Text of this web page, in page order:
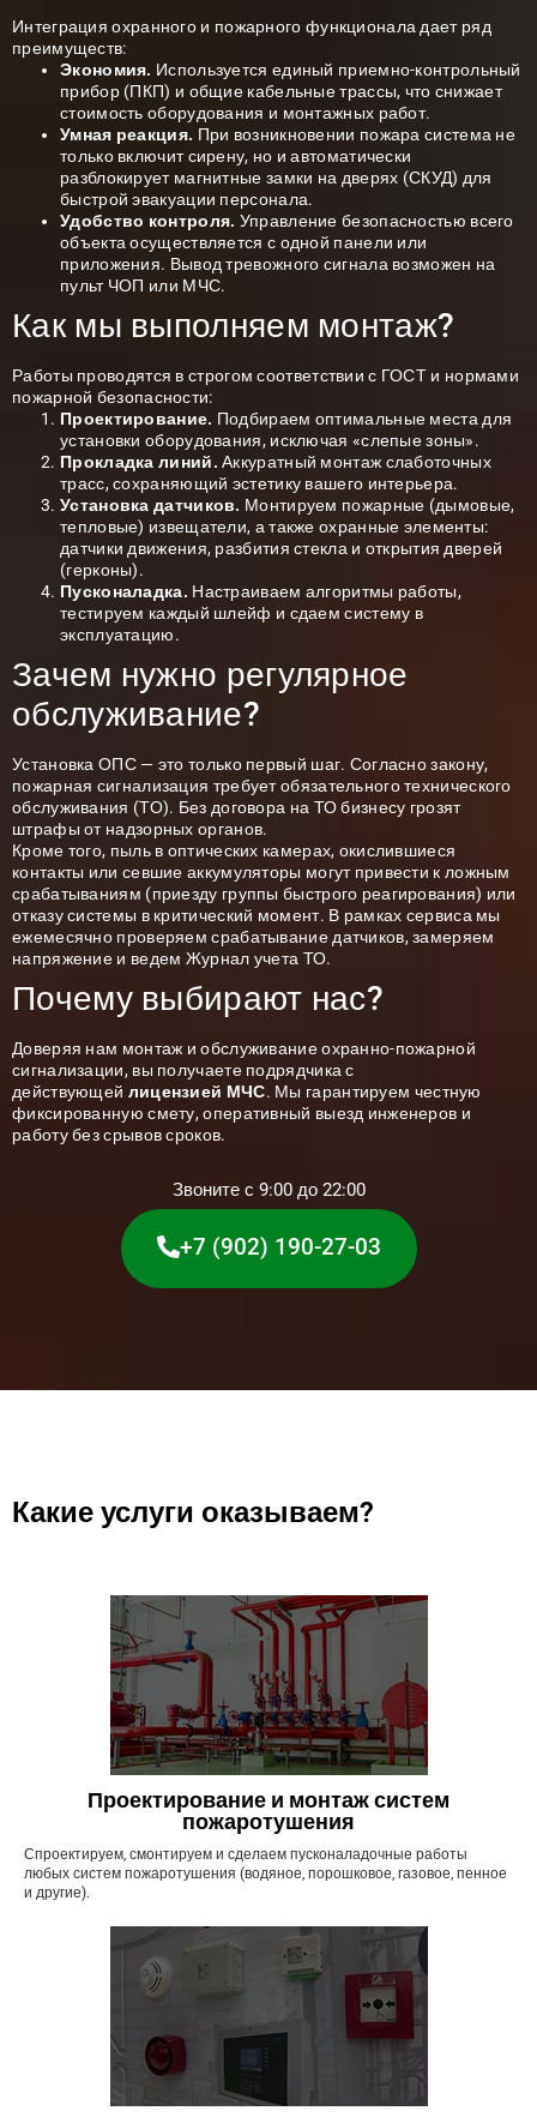
Интеграция охранного и пожарного функционала дает ряд
преимуществ:
Экономия. Используется единый приемно-контрольный
прибор (ПКП) и общие кабельные трассы, что снижает
стоимость оборудования и монтажных работ.
Умная реакция. При возникновении пожара система не
только включит сирену, но и автоматически
разблокирует магнитные замки на дверях (СКУД) для
быстрой эвакуации персонала.
Удобство контроля. Управление безопасностью всего
объекта осуществляется с одной панели или
приложения. Вывод тревожного сигнала возможен на
пульт ЧОП или МЧС.
Как мы выполняем монтаж?
Работы проводятся в строгом соответствии с ГОСТ и нормами
пожарной безопасности:
Проектирование. Подбираем оптимальные места для
установки оборудования, исключая «слепые зоны».
Прокладка линий. Аккуратный монтаж слаботочных
трасс, сохраняющий эстетику вашего интерьера.
Установка датчиков. Монтируем пожарные (дымовые,
тепловые) извещатели, а также охранные элементы:
датчики движения, разбития стекла и открытия дверей
(герконы).
Пусконаладка. Настраиваем алгоритмы работы,
тестируем каждый шлейф и сдаем систему в
эксплуатацию.
Зачем нужно регулярное
обслуживание?
Установка ОПС — это только первый шаг. Согласно закону,
пожарная сигнализация требует обязательного технического
обслуживания (ТО). Без договора на ТО бизнесу грозят
штрафы от надзорных органов.
Кроме того, пыль в оптических камерах, окислившиеся
контакты или севшие аккумуляторы могут привести к ложным
срабатываниям (приезду группы быстрого реагирования) или
отказу системы в критический момент. В рамках сервиса мы
ежемесячно проверяем срабатывание датчиков, замеряем
напряжение и ведем Журнал учета ТО.
Почему выбирают нас?
Доверяя нам монтаж и обслуживание охранно-пожарной
сигнализации, вы получаете подрядчика с
действующей лицензией МЧС. Мы гарантируем честную
фиксированную смету, оперативный выезд инженеров и
работу без срывов сроков.
Звоните с 9:00 до 22:00
+7 (902) 190-27-03
Какие услуги оказываем?
Проектирование и монтаж систем
пожаротушения
Спроектируем, смонтируем и сделаем пусконаладочные работы
любых систем пожаротушения (водяное, порошковое, газовое, пенное
и другие).